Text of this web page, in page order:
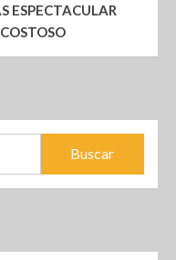
ESPECTACULAR